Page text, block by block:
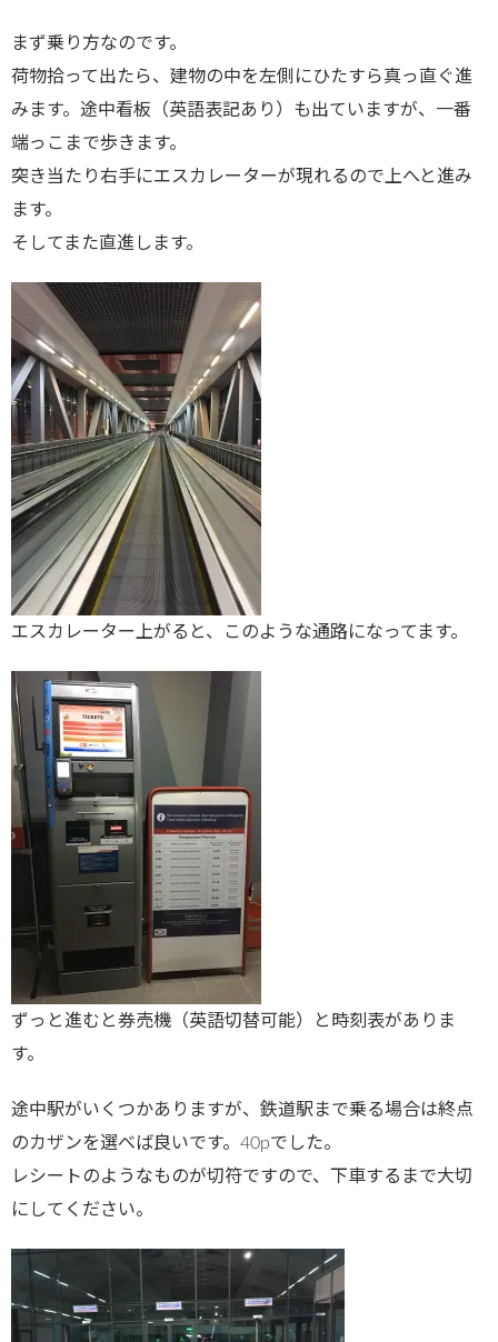
まず乗り方なのです。
荷物拾って出たら、建物の中を左側にひたすら真っ直ぐ進
みます。途中看板（英語表記あり）も出ていますが、一番
端っこまで歩きます。
突き当たり右手にエスカレーターが現れるので上へと進み
ます。
そしてまた直進します。
エスカレーター上がると、このような通路になってます。
ずっと進むと券売機（英語切替可能）と時刻表がありま
す。
途中駅がいくつかありますが、鉄道駅まで乗る場合は終点
のカザンを選べば良いです。40рでした。
レシートのようなものが切符ですので、下車するまで大切
にしてください。